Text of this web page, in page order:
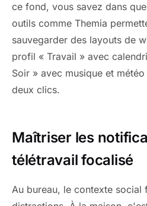
ce fond, vous savez dans
outils comme Themia
sauvegarder des layouts de
profil « Travail » avec
Soir » avec musique et
deux clics.
Maîtriser les
télétravail focalisé
Au bureau, le contexte social